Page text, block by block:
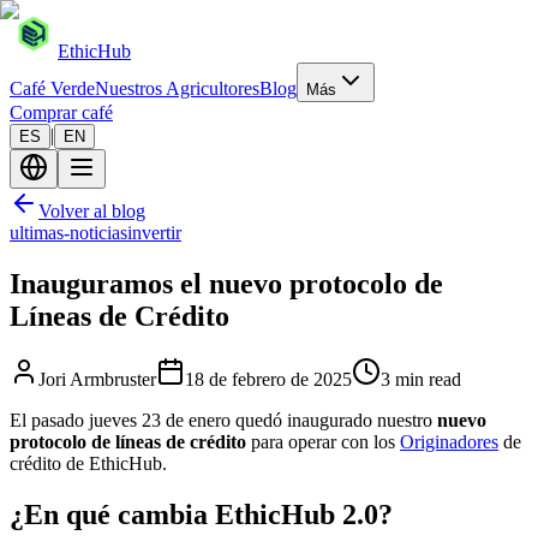
EthicHub
Café VerdeNuestros AgricultoresBlog Más
Comprar café
ES | EN
Volver al blog
ultimas-noticiasinvertir
Inauguramos el nuevo protocolo de
Líneas de Crédito
Jori Armbruster 18 de febrero de 2025
3 min read
El pasado jueves 23 de enero quedó inaugurado nuestro nuevo
protocolo de líneas de crédito para operar con los Originadores de
crédito de EthicHub.
¿En qué cambia EthicHub 2.0?